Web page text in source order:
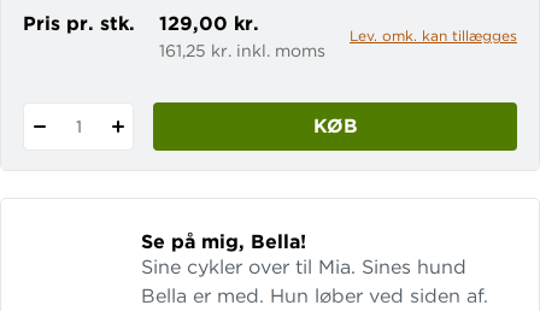
Pris pr. stk. 129,00 kr.
161,25 kr. inkl. moms
Lev. omk. kan tillægges
1 KØB
Se på mig, Bella!
Sine cykler over til Mia. Sines hund
Bella er med. Hun løber ved siden af.